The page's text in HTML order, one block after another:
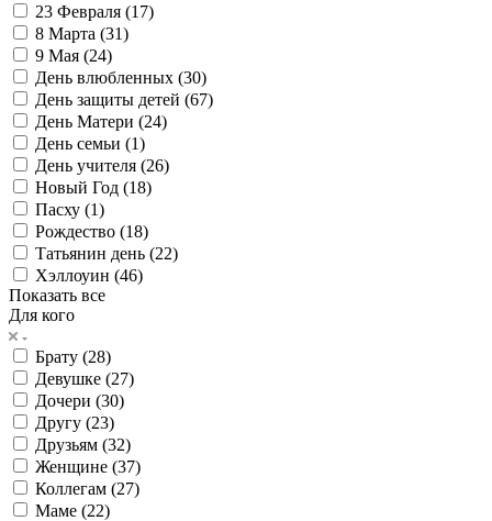
23 Февраля (17)
8 Марта (31)
9 Мая (24)
День влюбленных (30)
День защиты детей (67)
День Матери (24)
День семьи (1)
День учителя (26)
Новый Год (18)
Пасху (1)
Рождество (18)
Татьянин день (22)
Хэллоуин (46)
Показать все
Для кого
Брату (28)
Девушке (27)
Дочери (30)
Другу (23)
Друзьям (32)
Женщине (37)
Коллегам (27)
Маме (22)